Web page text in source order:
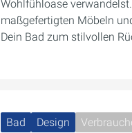
Wohlfühloase
maßgefertigten Möbeln
Dein Bad zum stilvollen
Bad Design